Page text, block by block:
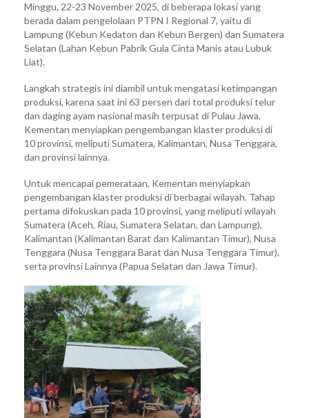
Minggu, 22-23 November 2025, di beberapa lokasi yang
berada dalam pengelolaan PTPN I Regional 7, yaitu di
Lampung (Kebun Kedaton dan Kebun Bergen) dan Sumatera
Selatan (Lahan Kebun Pabrik Gula Cinta Manis atau Lubuk
Liat).
Langkah strategis ini diambil untuk mengatasi ketimpangan
produksi, karena saat ini 63 persen dari total produksi telur
dan daging ayam nasional masih terpusat di Pulau Jawa.
Kementan menyiapkan pengembangan klaster produksi di
10 provinsi, meliputi Sumatera, Kalimantan, Nusa Tenggara,
dan provinsi lainnya.
Untuk mencapai pemerataan, Kementan menyiapkan
pengembangan klaster produksi di berbagai wilayah. Tahap
pertama difokuskan pada 10 provinsi, yang meliputi wilayah
Sumatera (Aceh, Riau, Sumatera Selatan, dan Lampung),
Kalimantan (Kalimantan Barat dan Kalimantan Timur), Nusa
Tenggara (Nusa Tenggara Barat dan Nusa Tenggara Timur),
serta provinsi Lainnya (Papua Selatan dan Jawa Timur).